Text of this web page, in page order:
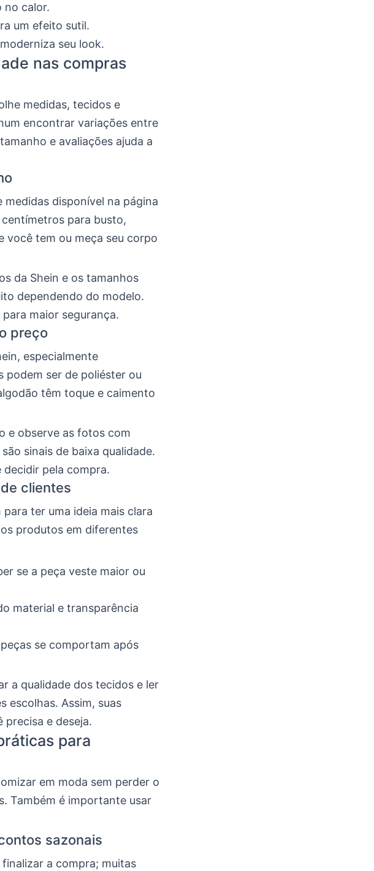
no calor.
um efeito sutil.
seu look.
nas compras
medidas, tecidos e
encontrar variações entre
e avaliações ajuda a
disponível na página
para busto,
você tem ou meça seu corpo
da Shein e os tamanhos
dependendo do modelo.
maior segurança.
preço
especialmente
podem ser de poliéster ou
têm toque e caimento
e observe as fotos com
sinais de baixa qualidade.
decidir pela compra.
clientes
ter uma ideia mais clara
produtos em diferentes
se a peça veste maior ou
material e transparência
se comportam após
a qualidade dos tecidos e ler
escolhas. Assim, suas
e deseja.
para
em moda sem perder o
Também é importante usar
sazonais
a compra; muitas